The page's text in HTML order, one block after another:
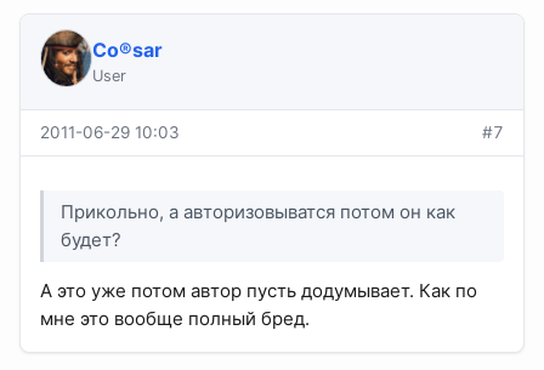
Co®sar
User
2011-06-29 10:03 #7
Прикольно, а авторизовыватся потом он как
будет?
А это уже потом автор пусть додумывает. Как по
мне это вообще полный бред.